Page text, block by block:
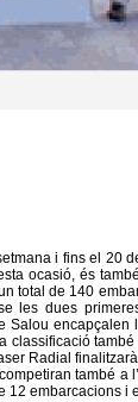
i fins el 20
ocasió, és
total de 140
les dues
Salou encapçalen
classificació
Radial
també a
12 embarcacions i